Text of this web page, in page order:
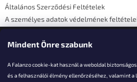
Mindent Önre szabunk
A Falanzo cookie-kat használ a weboldal
és a felhasználói élmény ellenőrzéséhez, valamint a
Általános Szerződési Feltételek
A személyes adatok védelmének
Elérhetőségi adatok